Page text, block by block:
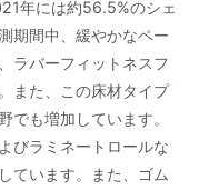
年には約56.5%のシェ
期間中、緩やかなペー
ラバーフィットネスフ
また、この床材タイプ
でも増加しています。
びラミネートロールな
ています。また、ゴム